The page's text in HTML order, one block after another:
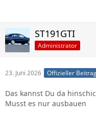
ST191GTI
Administrator
23. Juni 2026 Offizieller
Das kannst Du da
Musst es nur ausbauen